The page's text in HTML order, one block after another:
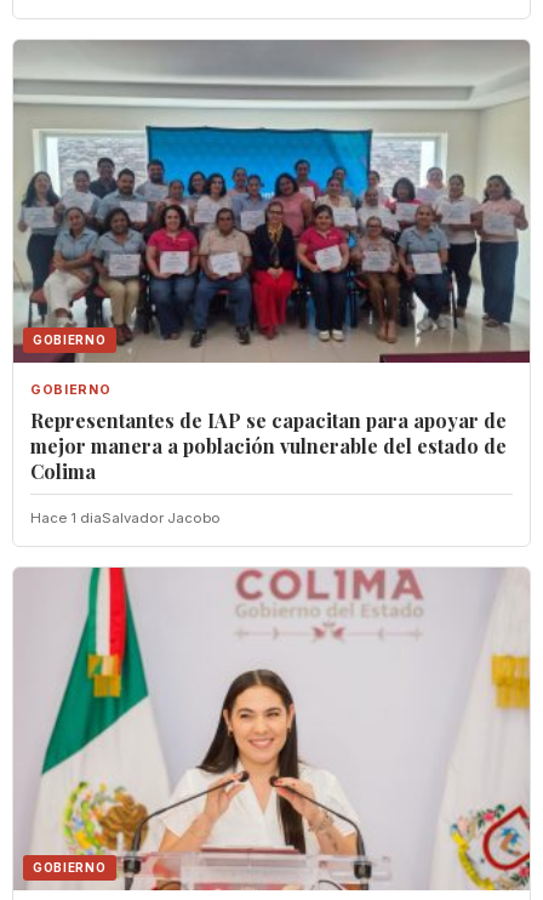
GOBIERNO
GOBIERNO
Representantes de IAP se capacitan para apoyar de
mejor manera a población vulnerable del estado de
Colima
Hace 1 diaSalvador Jacobo
GOBIERNO